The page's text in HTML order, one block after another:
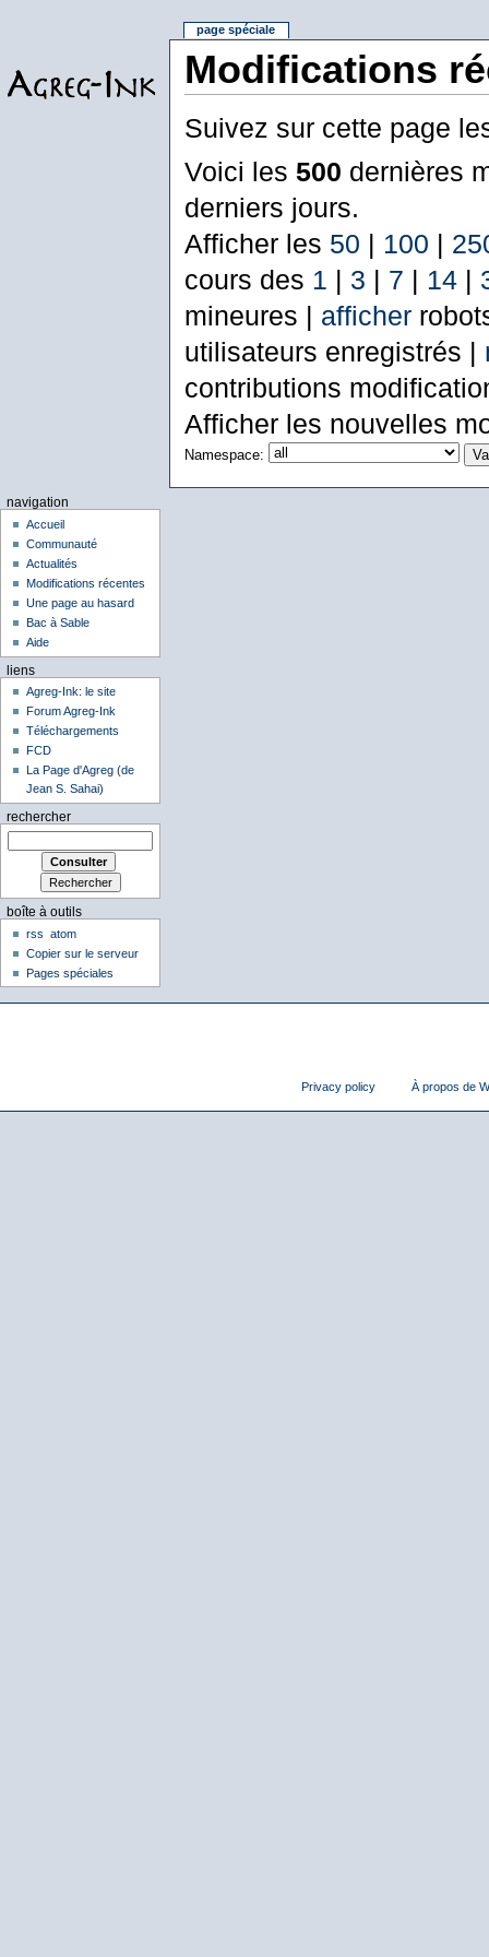
Modifications
Suivez sur cette page
Voici les 500 dernières
derniers jours.
Afficher les 50 | 100 |
cours des 1 | 3 | 7 | 14|
mineures | afficher
utilisateurs enregistrés |
contributions
Afficher les nouvelles
Namespace:
page spéciale
navigation
Accueil
Communauté
Actualités
Modifications récentes
Une page au hasard
Bac à Sable
Aide
liens
Agreg-Ink: le site
Forum Agreg-Ink
Téléchargements
FCD
La Page d'Agreg (de
Jean S. Sahai)
rechercher
boîte à outils
rss
atom
Copier sur le serveur
Pages spéciales
Privacy policy À propos de